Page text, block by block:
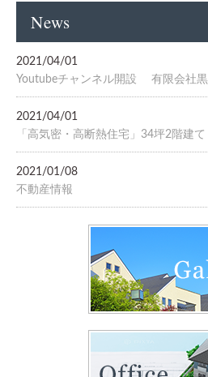
News
2021/04/01
Youtubeチャンネル開設 有限会社
2021/04/01
「高気密・高断熱住宅」34坪2階建
2021/01/08
不動産情報